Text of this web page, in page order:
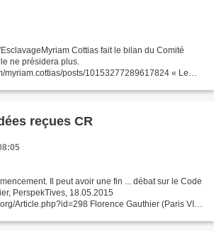
Cottias fait le bilan du Comité
ne présidera plus.
myriam.cottias/posts/10153277289617824 « Le
reçues CR
Il peut avoir une fin ... débat sur le Code
PerspekTives, 18.05.2015
Article.php?id=298 Florence Gauthier (Paris VII)